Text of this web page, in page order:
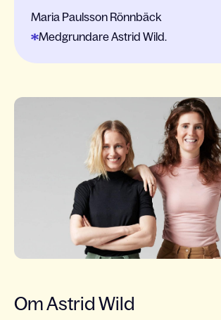
Maria Paulsson Rönnbäck
Medgrundare Astrid Wild.
Om Astrid Wild